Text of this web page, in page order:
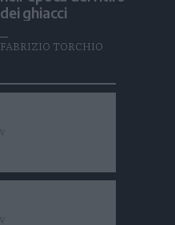
dei ghiacci
FABRIZIO TORCHIO